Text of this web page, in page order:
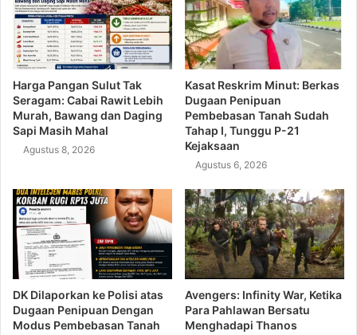
Harga Pangan Sulut Tak
Seragam: Cabai Rawit Lebih
Murah, Bawang dan Daging
Sapi Masih Mahal
Agustus 8, 2026
Kasat Reskrim Minut: Berkas
Dugaan Penipuan
Pembebasan Tanah Sudah
Tahap I, Tunggu P-21
Kejaksaan
Agustus 6, 2026
DK Dilaporkan ke Polisi atas
Dugaan Penipuan Dengan
Modus Pembebasan Tanah
Avengers: Infinity War, Ketika
Para Pahlawan Bersatu
Menghadapi Thanos